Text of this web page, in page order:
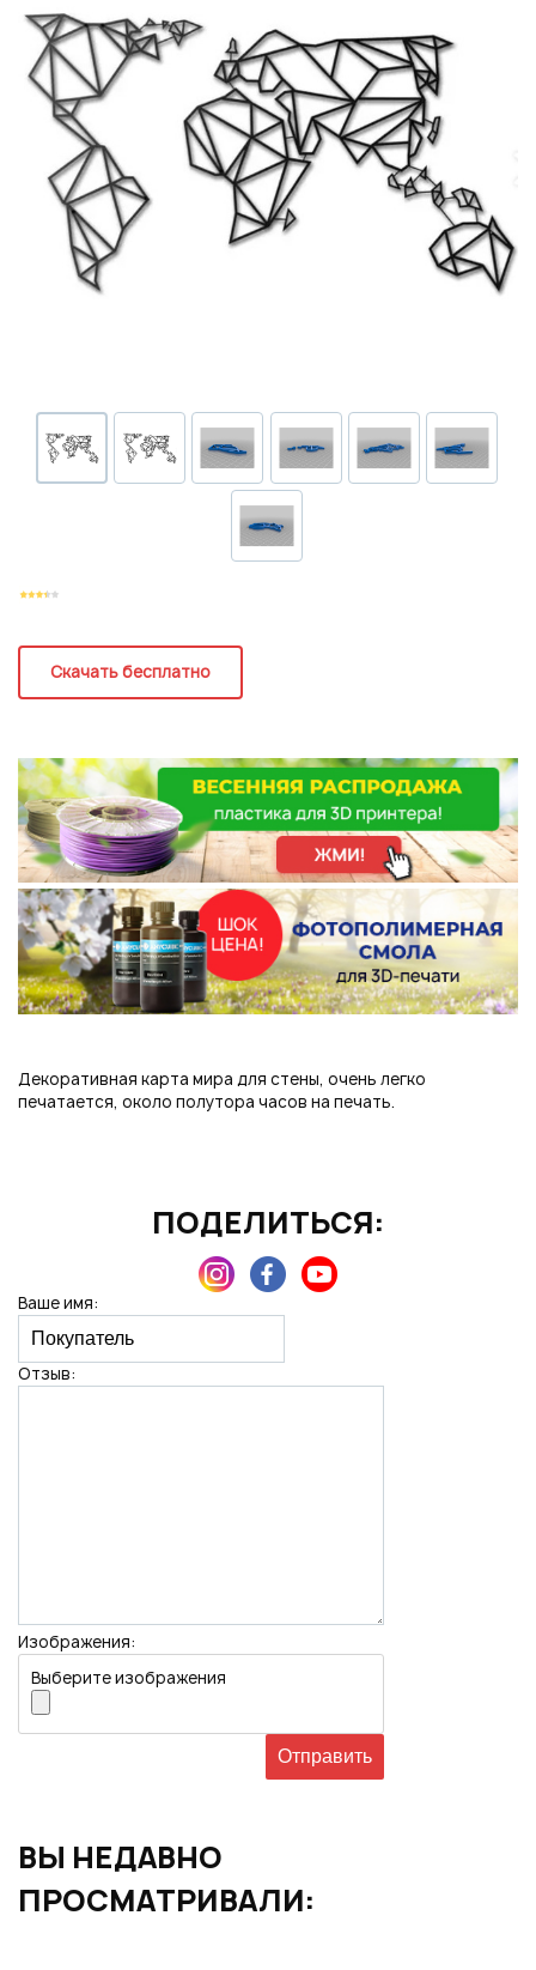
Скачать бесплатно
Декоративная карта мира для стены, очень легко
печатается, около полутора часов на печать.
ПОДЕЛИТЬСЯ:
Ваше имя:
Отзыв:
Изображения:
Выберите изображения
Накопительные скидки
Розыгрыши подарков
ВОЙТИ ЧЕРЕЗ GOOGLE
Подписаться на новые возможности
ВЫ НЕДАВНО
ПРОСМАТРИВАЛИ:
Нажимая на кнопку "Отправить", вы даете согласие на обработку
персональных данных
Отправить
Нажимая на кнопку "Отправить", вы даете согласие на обработку
персональных данных
Или войти через соц сети
ВОЙТИ ЧЕРЕЗ GOOGLE
Отправить
Нажимая на кнопку "Отправить", вы даете согласие на обработку
персональных данных